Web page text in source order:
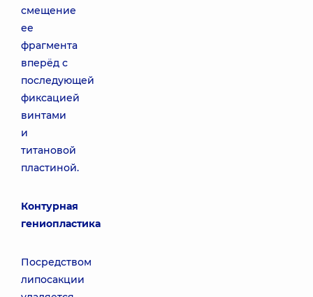
смещение
ее
фрагмента
вперёд с
последующей
фиксацией
винтами
и
титановой
пластиной.
Контурная
гениопластика
Посредством
липосакции